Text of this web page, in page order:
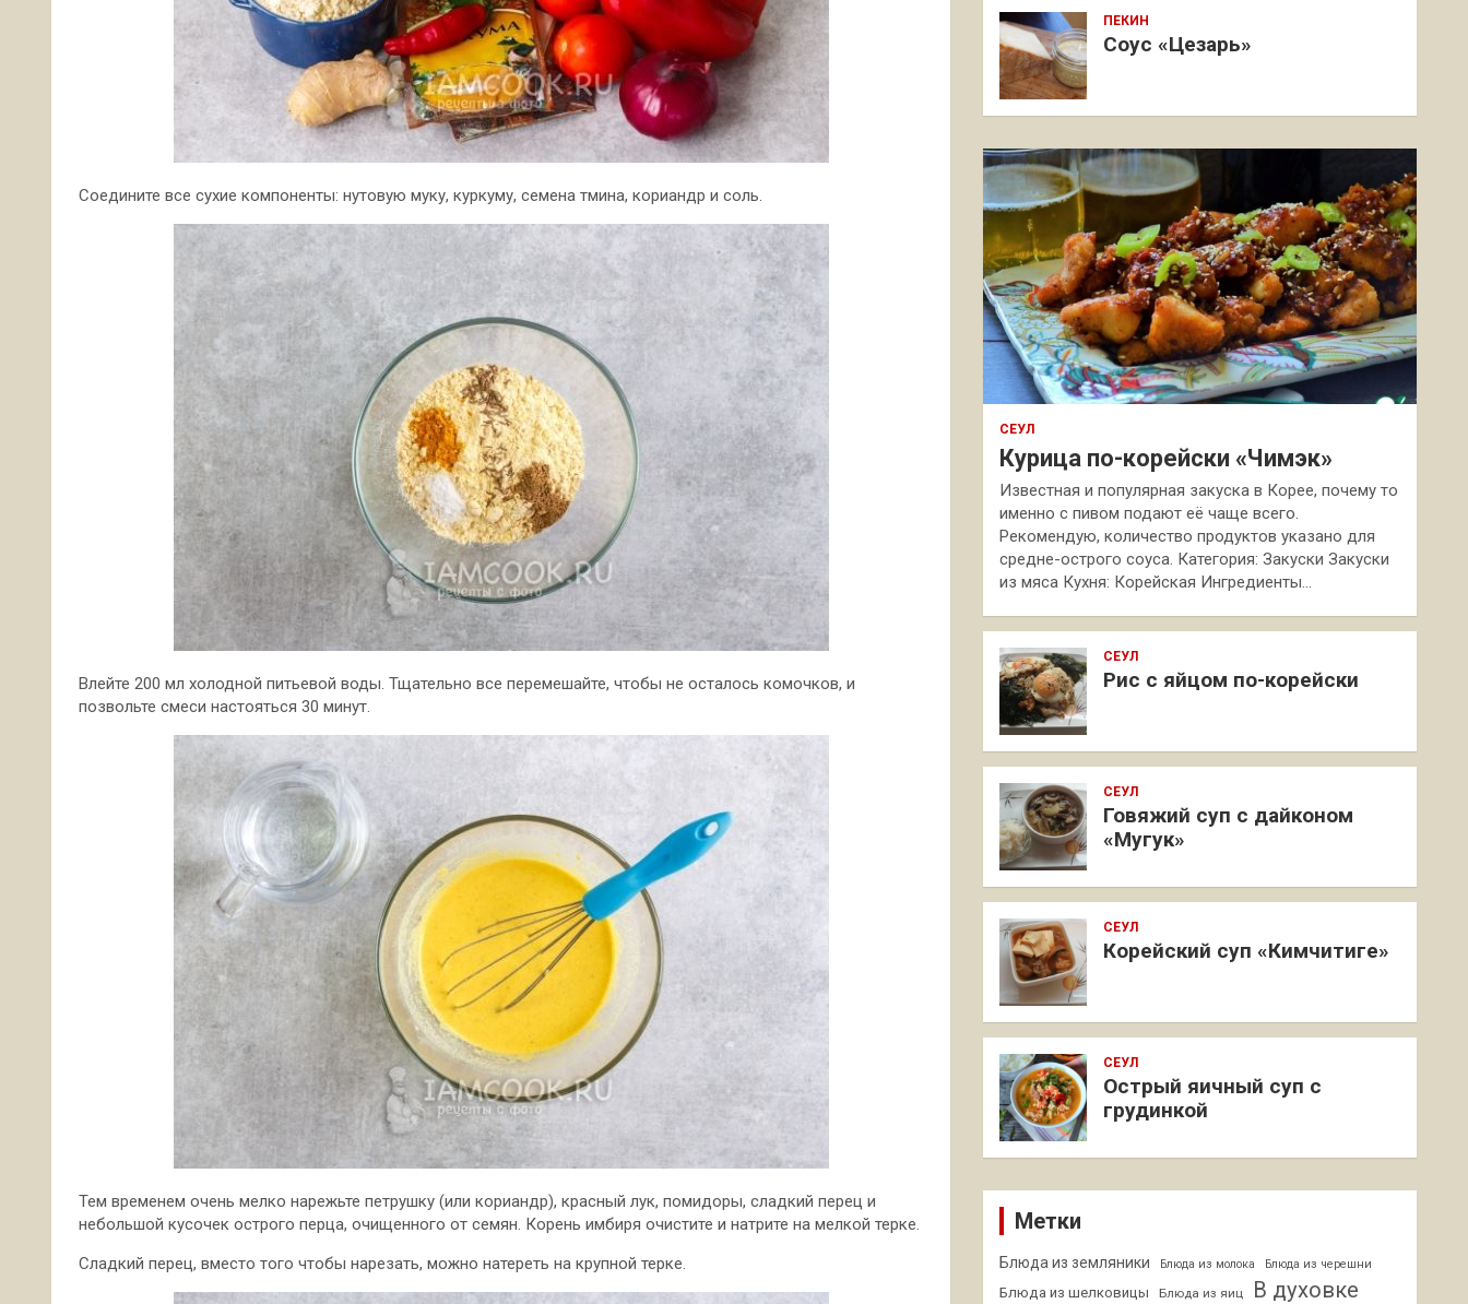
Соедините все сухие компоненты: нутовую муку, куркуму, семена тмина, кориандр и соль.
Влейте 200 мл холодной питьевой воды. Тщательно все перемешайте, чтобы не осталось комочков, и
позвольте смеси настояться 30 минут.
Тем временем очень мелко нарежьте петрушку (или кориандр), красный лук, помидоры, сладкий перец и
небольшой кусочек острого перца, очищенного от семян. Корень имбиря очистите и натрите на мелкой терке.
Сладкий перец, вместо того чтобы нарезать, можно натереть на крупной терке.
ПЕКИН
Соус «Цезарь»
СЕУЛ
Курица по-корейски «Чимэк»
Известная и популярная закуска в Корее, почему то
именно с пивом подают её чаще всего.
Рекомендую, количество продуктов указано для
средне-острого соуса. Категория: Закуски Закуски
из мяса Кухня: Корейская Ингредиенты…
СЕУЛ
Рис с яйцом по-корейски
СЕУЛ
Говяжий суп с дайконом
«Мугук»
СЕУЛ
Корейский суп «Кимчитиге»
СЕУЛ
Острый яичный суп с
грудинкой
Метки
Блюда из земляники Блюда из молока Блюда из черешни
Блюда из шелковицы Блюда из яиц В духовке